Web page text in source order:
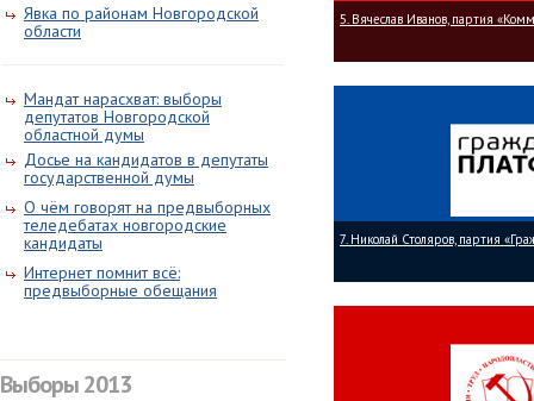
Явка по районам Новгородской
области
Мандат нарасхват: выборы
депутатов Новгородской
областной думы
Досье на кандидатов в депутаты
государственной думы
О чём говорят на предвыборных
теледебатах новгородские
кандидаты
Интернет помнит всё:
предвыборные обещания
Выборы 2013
5. Вячеслав Иванов, партия
7. Николай Столяров, партия